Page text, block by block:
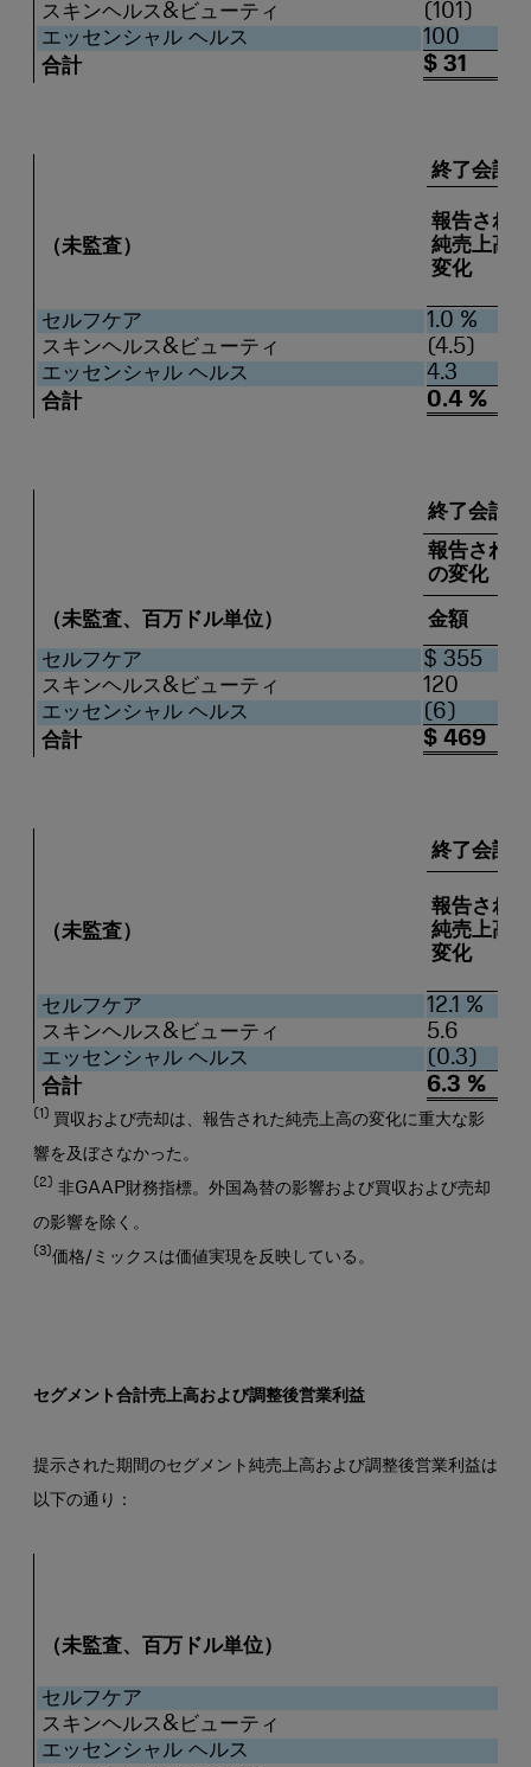
スキンヘルス&ビューティ
(101)
エッセンシャル ヘルス
100
合計
$ 31
終了会計
（未監査）
報告された
純売上高の
変化
セルフケア
1.0 %
スキンヘルス&ビューティ
(4.5)
エッセンシャル ヘルス
4.3
合計
0.4 %
終了会計
報告され
の変化
（未監査、百万ドル単位）
金額
セルフケア
$ 355
スキンヘルス&ビューティ
120
エッセンシャル ヘルス
(6)
合計
$ 469
終了会計
（未監査）
報告された
純売上高の
変化
セルフケア
12.1 %
スキンヘルス&ビューティ
5.6
エッセンシャル ヘルス
(0.3)
合計
6.3 %
(1) 買収および売却は、報告された純売上高の変化に重大な影
響を及ぼさなかった。
(2) 非GAAP財務指標。外国為替の影響および買収および売却
の影響を除く。
(3)価格/ミックスは価値実現を反映している。
セグメント合計売上高および調整後営業利益
提示された期間のセグメント純売上高および調整後営業利益は
以下の通り：
（未監査、百万ドル単位）
セルフケア
スキンヘルス&ビューティ
エッセンシャル ヘルス